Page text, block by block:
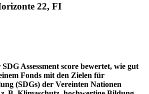
22, FI
Assessment score bewertet, wie gut
Fonds mit den Zielen für
(SDGs) der Vereinten Nationen